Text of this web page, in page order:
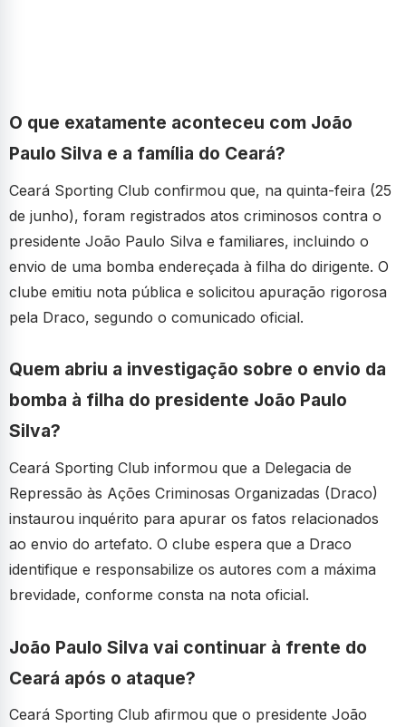
O que exatamente aconteceu com João
Paulo Silva e a família do Ceará?
Ceará Sporting Club confirmou que, na quinta-feira (25
de junho), foram registrados atos criminosos contra o
presidente João Paulo Silva e familiares, incluindo o
envio de uma bomba endereçada à filha do dirigente. O
clube emitiu nota pública e solicitou apuração rigorosa
pela Draco, segundo o comunicado oficial.
Quem abriu a investigação sobre o envio da
bomba à filha do presidente João Paulo
Silva?
Ceará Sporting Club informou que a Delegacia de
Repressão às Ações Criminosas Organizadas (Draco)
instaurou inquérito para apurar os fatos relacionados
ao envio do artefato. O clube espera que a Draco
identifique e responsabilize os autores com a máxima
brevidade, conforme consta na nota oficial.
João Paulo Silva vai continuar à frente do
Ceará após o ataque?
Ceará Sporting Club afirmou que o presidente João